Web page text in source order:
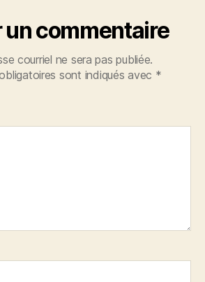
un commentaire
courriel ne sera pas publiée.
sont indiqués avec *